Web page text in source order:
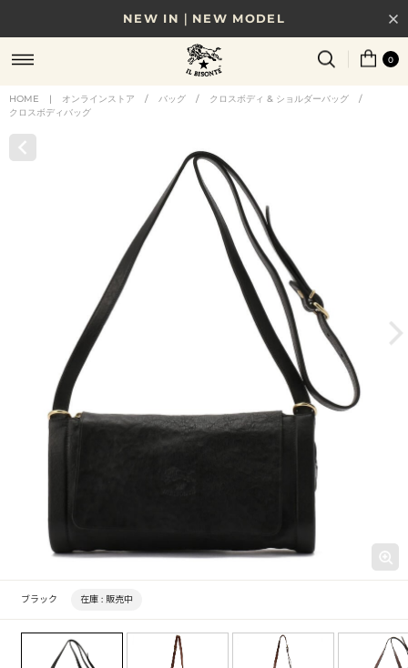
NEW IN｜NEW MODEL
8/17(月)10時まで｜税込11,000円以上で送料無料
贈る相手やシーンから選べる、新しいギフトガイド
0
HOME | オンラインストア / バッグ / クロスボディ & ショルダーバッグ
/
クロスボディバッグ
ブラック 在庫 : 販売中